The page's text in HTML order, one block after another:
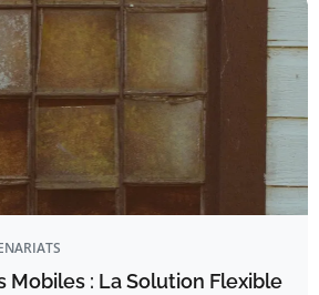
Mobiles : La Solution Flexible